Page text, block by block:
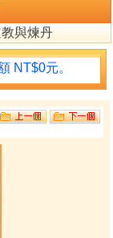
與煉丹
NT$0元。